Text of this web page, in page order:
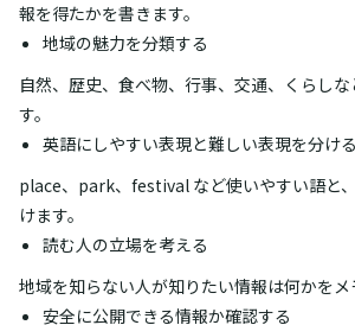
報を得たかを書きます。
地域の魅力を分類する
自然、歴史、食べ物、行事、交通、くらし
す。
英語にしやすい表現と難しい表現を分ける
place、park、festival など使いやすい語と
けます。
読む人の立場を考える
地域を知らない人が知りたい情報は何かをメ
安全に公開できる情報か確認する